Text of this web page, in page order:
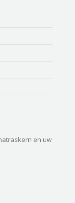
en uw